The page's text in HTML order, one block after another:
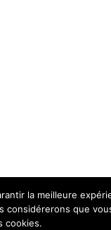
la meilleure
considérerons que
cookies.